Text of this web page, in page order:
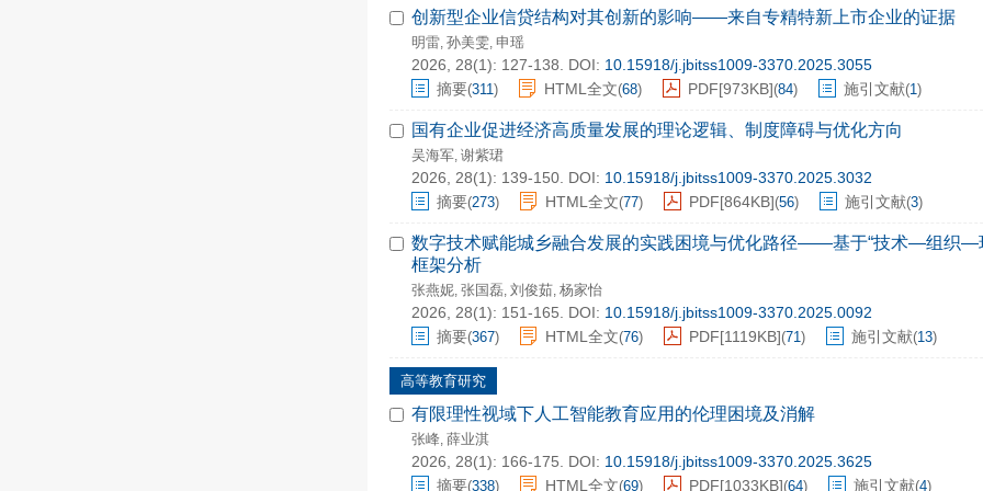
创新型企业信贷结构对其创新的影响——来自专精特新上市企业的证据
明雷, 孙美雯, 申瑶
2026, 28(1): 127-138. DOI: 10.15918/j.jbitss1009-3370.2025.3055
摘要(311) HTML全文(68) PDF[973KB](84) 施引文献(1)
国有企业促进经济高质量发展的理论逻辑、制度障碍与优化方向
吴海军, 谢紫珺
2026, 28(1): 139-150. DOI: 10.15918/j.jbitss1009-3370.2025.3032
摘要(273) HTML全文(77) PDF[864KB](56) 施引文献(3)
数字技术赋能城乡融合发展的实践困境与优化路径——基于“技术—组织—
框架分析
张燕妮, 张国磊, 刘俊茹, 杨家怡
2026, 28(1): 151-165. DOI: 10.15918/j.jbitss1009-3370.2025.0092
摘要(367) HTML全文(76) PDF[1119KB](71) 施引文献(13)
高等教育研究
有限理性视域下人工智能教育应用的伦理困境及消解
张峰, 薛业淇
2026, 28(1): 166-175. DOI: 10.15918/j.jbitss1009-3370.2025.3625
摘要(338) HTML全文(69) PDF[1033KB](64) 施引文献(4)